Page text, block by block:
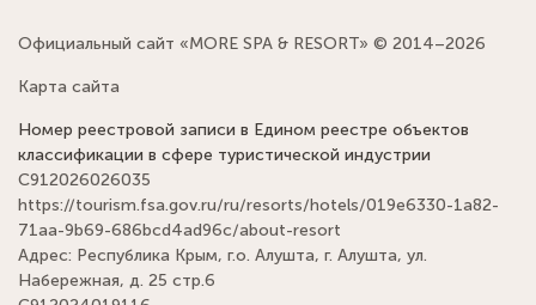
Официальный сайт «MORE SPA & RESORT» © 2014–2026
Карта сайта
Номер реестровой записи в Едином реестре объектов
классификации в сфере туристической индустрии
С912026026035
https://tourism.fsa.gov.ru/ru/resorts/hotels/019e6330-1a82-
71aa-9b69-686bcd4ad96c/about-resort
Адрес: Республика Крым, г.о. Алушта, г. Алушта, ул.
Набережная, д. 25 стр.6